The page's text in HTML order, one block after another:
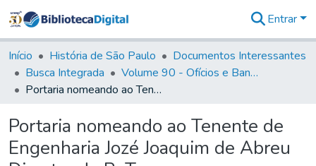
&
Coleções
Tudo na
Biblioteca
Estatísticas
Entrar
Início História de São Paulo
Documentos Interessantes
Busca Integrada
Volume 90 - Ofícios e Bandos do Capitão General, Conde de Palma, aos funcionários da Capitania (1814- 1817)
Portaria nomeando ao Tenente de Engenharia Jozé Joaquim de Abreu Director do R. Trem.
Portaria nomeando ao Tenente de
Engenharia Jozé Joaquim de Abreu